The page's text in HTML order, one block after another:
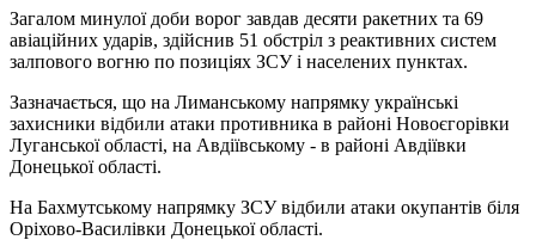
Загалом минулої доби ворог завдав десяти ракетних та 69
авіаційних ударів, здійснив 51 обстріл з реактивних систем
залпового вогню по позиціях ЗСУ і населених пунктах.
Зазначається, що на Лиманському напрямку українські
захисники відбили атаки противника в районі Новоєгорівки
Луганської області, на Авдіївському - в районі Авдіївки
Донецької області.
На Бахмутському напрямку ЗСУ відбили атаки окупантів біля
Оріхово-Василівки Донецької області.